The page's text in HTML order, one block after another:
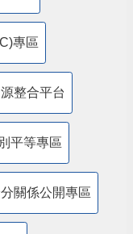
專區
整合平台
平等專區
關係公開專區